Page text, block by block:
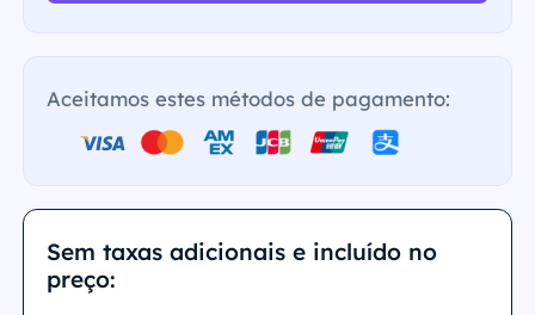
Aceitamos estes métodos de pagamento:
Sem taxas adicionais e incluído no
preço: